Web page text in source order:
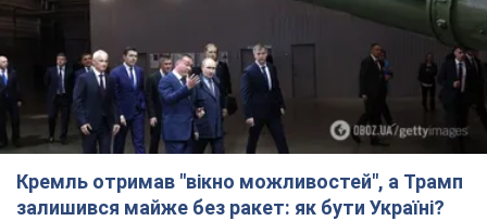
Кремль отримав "вікно можливостей", а Трамп
залишився майже без ракет: як бути Україні?